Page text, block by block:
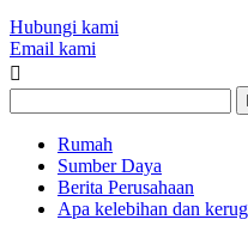
Hubungi kami
Email kami

Rumah
Sumber Daya
Berita Perusahaan
Apa kelebihan dan